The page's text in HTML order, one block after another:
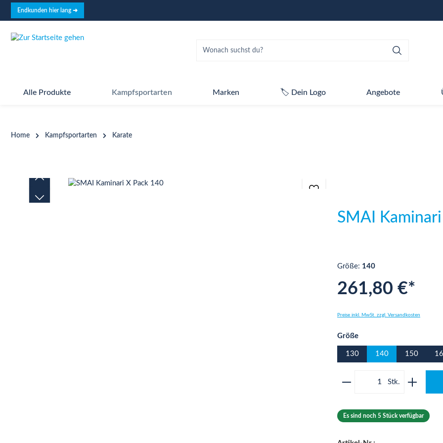
Zur Hauptnavigation springen
Endkunden hier lang ➜
Alle Produkte Kampfsportarten Marken 🏷️ Dein Logo Angebote
Home Kampfsportarten Karate
Bildergalerie überspringen
SMAI
Größe: 140
261,80 €*
Preise inkl. MwSt. zzgl. Versandkosten
Größeauswählen
130 140 150
Produkt Anzahl:
Es sind noch 5 Stück verfügbar